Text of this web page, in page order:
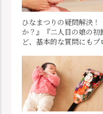
ひなまつりの疑問解決
か？』『二人目の娘の
ど、基本的な質問にも